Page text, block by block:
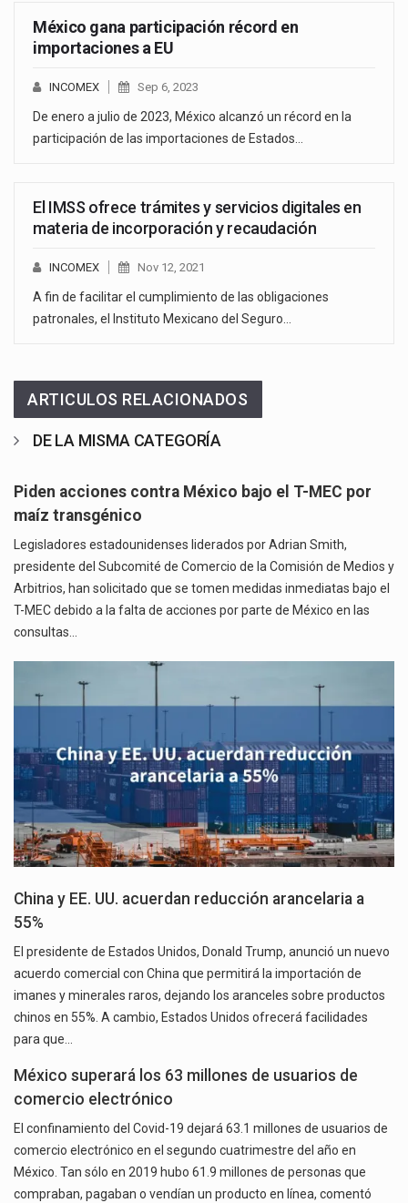
México gana participación récord en
importaciones a EU
INCOMEX Sep 6, 2023
De enero a julio de 2023, México alcanzó un récord en la
participación de las importaciones de Estados…
El IMSS ofrece trámites y servicios digitales en
materia de incorporación y recaudación
INCOMEX Nov 12, 2021
A fin de facilitar el cumplimiento de las obligaciones
patronales, el Instituto Mexicano del Seguro…
ARTICULOS RELACIONADOS
DE LA MISMA CATEGORÍA
Piden acciones contra México bajo el T-MEC por
maíz transgénico
Legisladores estadounidenses liderados por Adrian Smith,
presidente del Subcomité de Comercio de la Comisión de Medios y
Arbitrios, han solicitado que se tomen medidas inmediatas bajo el
T-MEC debido a la falta de acciones por parte de México en las
consultas…
China y EE. UU. acuerdan reducción arancelaria a
55%
El presidente de Estados Unidos, Donald Trump, anunció un nuevo
acuerdo comercial con China que permitirá la importación de
imanes y minerales raros, dejando los aranceles sobre productos
chinos en 55%. A cambio, Estados Unidos ofrecerá facilidades
para que…
México superará los 63 millones de usuarios de
comercio electrónico
El confinamiento del Covid-19 dejará 63.1 millones de usuarios de
comercio electrónico en el segundo cuatrimestre del año en
México. Tan sólo en 2019 hubo 61.9 millones de personas que
compraban, pagaban o vendían un producto en línea, comentó